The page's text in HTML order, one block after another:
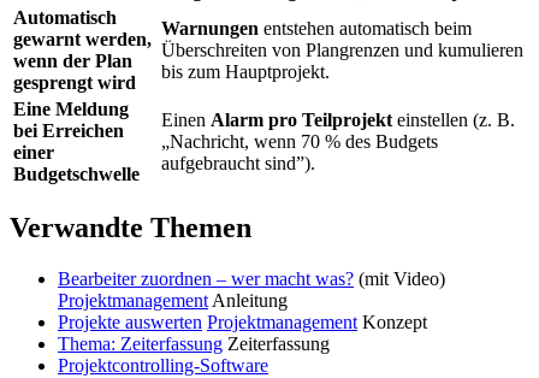
Automatisch
gewarnt werden,
wenn der Plan
gesprengt wird
Warnungen entstehen automatisch beim
Überschreiten von Plangrenzen und kumulieren
bis zum Hauptprojekt.
Eine Meldung
bei Erreichen
einer
Budgetschwelle
Einen Alarm pro Teilprojekt einstellen (z. B.
„Nachricht, wenn 70 % des Budgets
aufgebraucht sind”).
Verwandte Themen
Bearbeiter zuordnen – wer macht was? (mit Video)
Projektmanagement Anleitung
Projekte auswerten Projektmanagement Konzept
Thema: Zeiterfassung Zeiterfassung
Projektcontrolling-Software